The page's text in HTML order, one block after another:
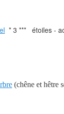
* 3 *** étoiles -
(chêne et hêtre